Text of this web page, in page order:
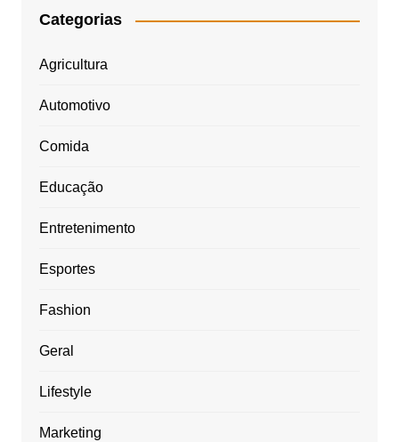
Categorias
Agricultura
Automotivo
Comida
Educação
Entretenimento
Esportes
Fashion
Geral
Lifestyle
Marketing